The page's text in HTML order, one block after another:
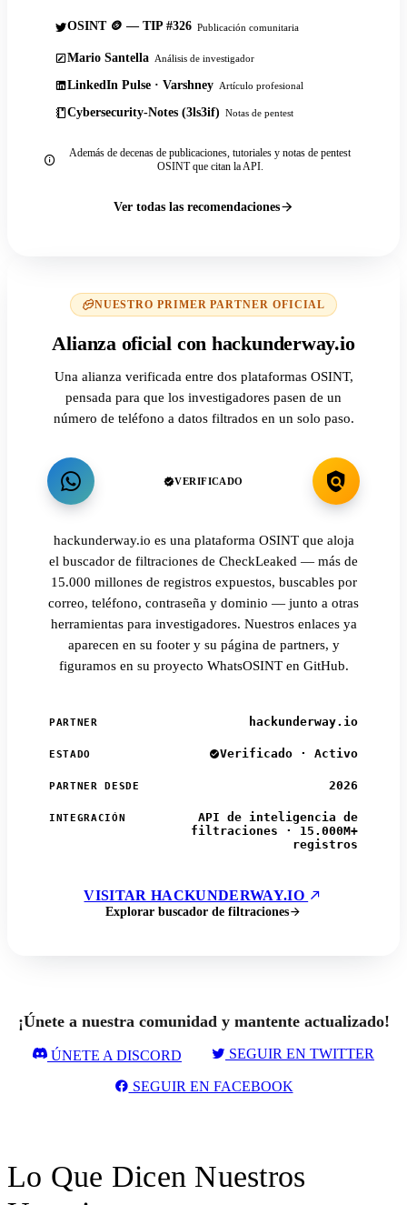
OSINT 🪙 — TIP #326 Publicación comunitaria
Mario Santella Análisis de investigador
LinkedIn Pulse · Varshney Artículo profesional
Cybersecurity-Notes (3ls3if) Notas de pentest
Además de decenas de publicaciones, tutoriales y notas de pentest
OSINT que citan la API.
Ver todas las recomendaciones
NUESTRO PRIMER PARTNER OFICIAL
Alianza oficial con hackunderway.io
Una alianza verificada entre dos plataformas OSINT,
pensada para que los investigadores pasen de un
número de teléfono a datos filtrados en un solo paso.
VERIFICADO
hackunderway.io es una plataforma OSINT que aloja
el buscador de filtraciones de CheckLeaked — más de
15.000 millones de registros expuestos, buscables por
correo, teléfono, contraseña y dominio — junto a otras
herramientas para investigadores. Nuestros enlaces ya
aparecen en su footer y su página de partners, y
figuramos en su proyecto WhatsOSINT en GitHub.
PARTNER hackunderway.io
ESTADO Verificado · Activo
PARTNER DESDE 2026
INTEGRACIÓN
API de inteligencia de
filtraciones · 15.000M+
registros
VISITAR HACKUNDERWAY.IO
Explorar buscador de filtraciones
¡Únete a nuestra comunidad y mantente actualizado!
ÚNETE A DISCORD SEGUIR EN TWITTER
SEGUIR EN FACEBOOK
Lo Que Dicen Nuestros